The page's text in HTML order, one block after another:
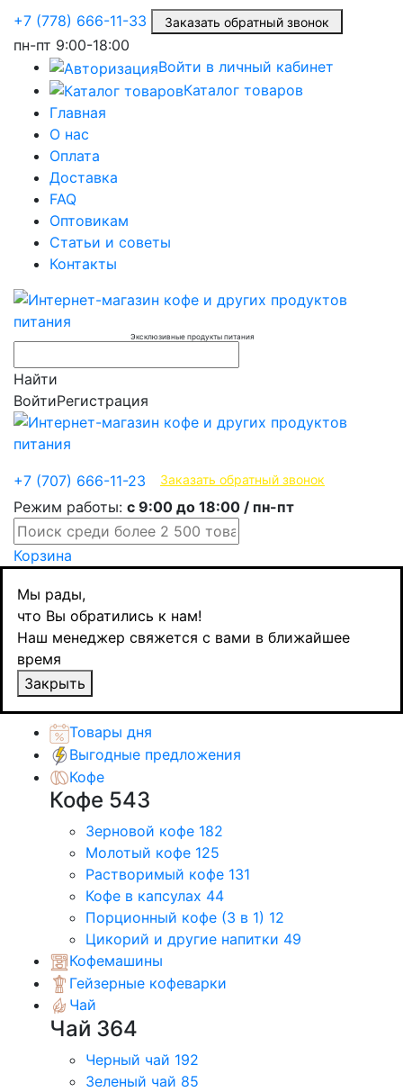
+7 (778) 666-11-33 Заказать обратный звонок
пн-пт 9:00-18:00
Войти в личный кабинет
Каталог товаров
Главная
О нас
Оплата
Доставка
FAQ
Оптовикам
Статьи и советы
Контакты
Эксклюзивные продукты питания
Найти
ВойтиРегистрация
+7 (707) 666-11-23 Заказать обратный звонок
Режим работы: с 9:00 до 18:00 / пн-пт
Корзина
Мы рады,
что Вы обратились к нам!
Наш менеджер свяжется с вами в ближайшее
время
Закрыть
Кондитерские изделия
Конфеты
Fritt, жевательные конфеты Лимон, 70 гр
Назадтоваров
Каталог товаров
Товары дня
Выгодные предложения
Кофе
Кофе 543
Зерновой кофе 182
Молотый кофе 125
Растворимый кофе 131
Кофе в капсулах 44
Порционный кофе (3 в 1) 12
Цикорий и другие напитки 49
Кофемашины
Гейзерные кофеварки
Чай
Чай 364
Черный чай 192
Зеленый чай 85